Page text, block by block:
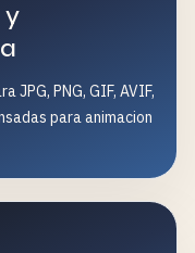
JPG, PNG, GIF, AVIF,
para animacion